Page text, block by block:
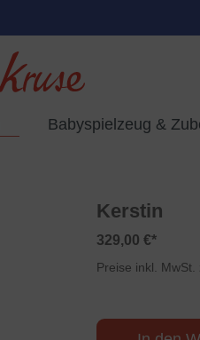
Babyspielzeug &
Kerstin
329,00 €*
Preise inkl.